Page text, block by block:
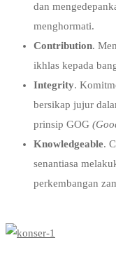
dan
menghormati.
Contribution.
ikhlas kepada
Integrity.
bersikap jujur
prinsip GOG
Knowledgeable.
senantiasa
perkembangan